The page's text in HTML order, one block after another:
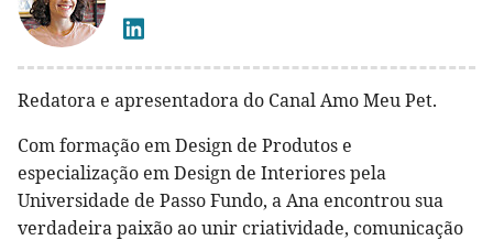
Redatora e apresentadora do Canal Amo Meu Pet.
Com formação em Design de Produtos e
especialização em Design de Interiores pela
Universidade de Passo Fundo, a Ana encontrou sua
verdadeira paixão ao unir criatividade, comunicação